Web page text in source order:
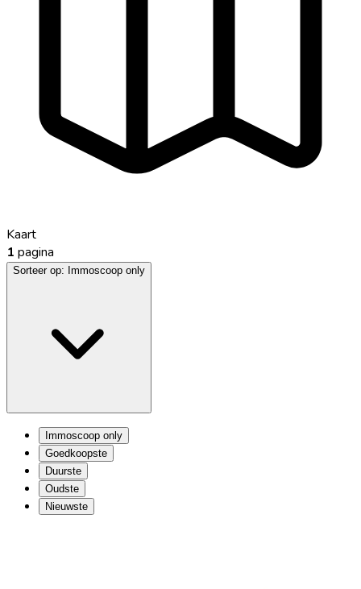
Kaart
1 pagina
Sorteer op: Immoscoop only
Immoscoop only
Goedkoopste
Duurste
Oudste
Nieuwste